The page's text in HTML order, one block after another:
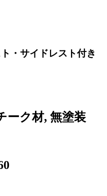
・サイドレスト付き
ーク材, 無塗装